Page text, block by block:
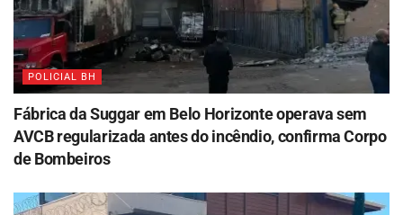
POLICIAL BH
Fábrica da Suggar em Belo Horizonte operava sem
AVCB regularizada antes do incêndio, confirma Corpo
de Bombeiros